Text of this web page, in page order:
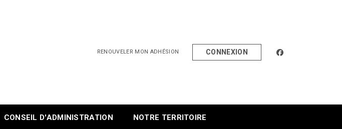
RENOUVELER MON ADHÉSION CONNEXION facebook
CONSEIL D'ADMINISTRATION NOTRE TERRITOIRE